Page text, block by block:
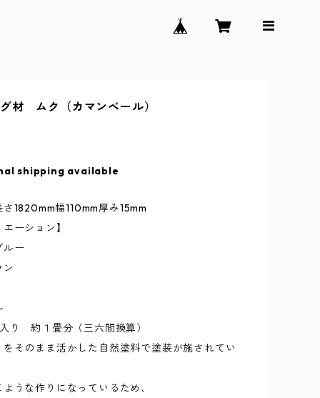
材 ムク（カマンベール）
shipping available
1820mm幅110mm厚み15mm
ーション】
ルー
ン
り 約１畳分（三六間換算）
そのまま活かした自然塗料で塗装が施されてい
うな作りになっているため、